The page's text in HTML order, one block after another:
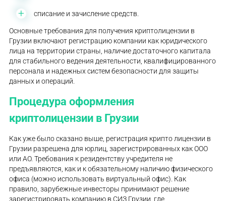
списание и зачисление средств.
Основные требования для получения криптолицензии в
Грузии включают регистрацию компании как юридического
лица на территории страны, наличие достаточного капитала
для стабильного ведения деятельности, квалифицированного
персонала и надежных систем безопасности для защиты
данных и операций.
Процедура оформления
криптолицензии в Грузии
Как уже было сказано выше, регистрация крипто лицензии в
Грузии разрешена для юрлиц, зарегистрированных как ООО
или АО. Требования к резидентству учредителя не
предъявляются, как и к обязательному наличию физического
офиса (можно использовать виртуальный офис). Как
правило, зарубежные инвесторы принимают решение
зарегистрировать компанию в СИЗ Грузии, где